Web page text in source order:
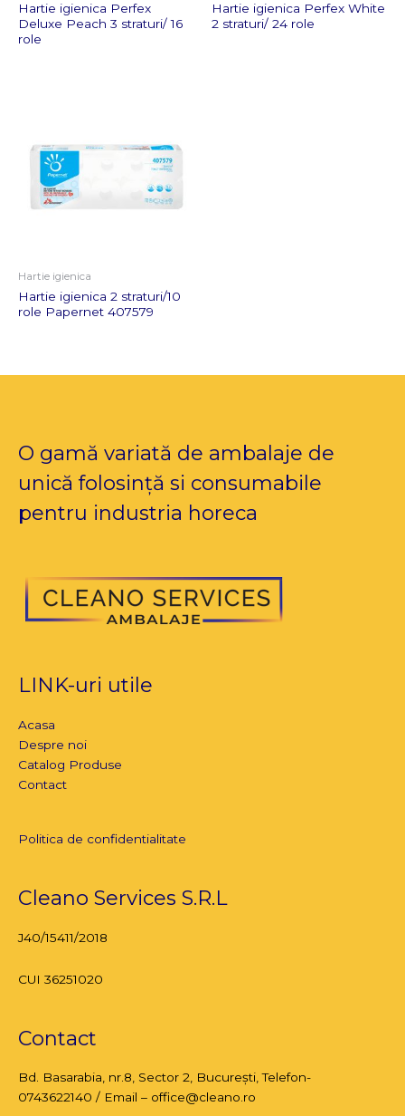
Hartie igienica Perfex
Deluxe Peach 3 straturi/ 16
role
Hartie igienica Perfex White
2 straturi/ 24 role
Hartie igienica
Hartie igienica 2 straturi/10
role Papernet 407579
O gamă variată de ambalaje de
unică folosință si consumabile
pentru industria horeca
LINK-uri utile
Acasa
Despre noi
Catalog Produse
Contact
Politica de confidentialitate
Cleano Services S.R.L
J40/15411/2018
CUI 36251020
Contact
Bd. Basarabia, nr.8, Sector 2, București, Telefon-
0743622140 / Email – office@cleano.ro